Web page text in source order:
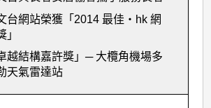
台網站榮獲「2014 最佳‧hk 網
」
越結構嘉許獎」─ 大欖角機場多
天氣雷達站